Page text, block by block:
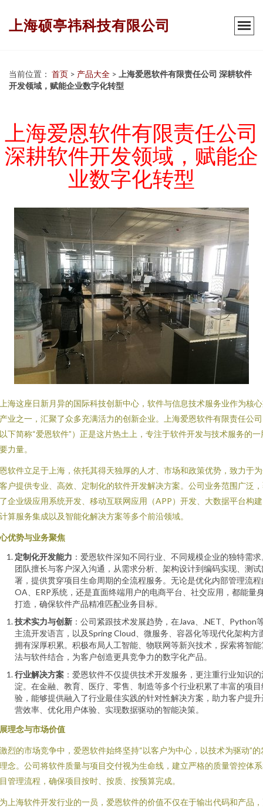
上海硕亭祎科技有限公司
当前位置： 首页 > 产品大全 >
上海爱恩软件有限责任公司 深耕软件
开发领域，赋能企业数字化转型
上海爱恩软件有限责任公司
深耕软件开发领域，赋能企
业数字化转型
海这座日新月异的国际科技创新中心，软件与信息技术服务业作为核
业之一，汇聚了众多充满活力的创新企业。上海爱恩软件有限责任公司
下简称“爱恩软件”）正是这片热土上，专注于软件开发与技术服务的一
力量。
软件立足于上海，依托其得天独厚的人才、市场和政策优势，致力于
户提供专业、高效、定制化的软件开发解决方案。公司业务范围广泛
企业级应用系统开发、移动互联网应用（APP）开发、大数据平台构
算服务集成以及智能化解决方案等多个前沿领域。
优势与业务聚焦
定制化开发能力 ：爱恩软件深知不同行业、不同规模企业的独特需求
团队擅长与客户深入沟通，从需求分析、架构设计到编码实现、测试
署，提供贯穿项目生命周期的全流程服务。无论是优化内部管理流程
OA、ERP系统，还是直面终端用户的电商平台、社交应用，都能量
打造，确保软件产品精准匹配业务目标。
技术实力与创新 ：公司紧跟技术发展趋势，在Java、.NET、Python
主流开发语言，以及Spring Cloud、微服务、容器化等现代化架构方
拥有深厚积累。积极布局人工智能、物联网等新兴技术，探索将智能
法与软件结合，为客户创造更具竞争力的数字化产品。
行业解决方案 ：爱恩软件不仅提供技术开发服务，更注重行业知识的
淀。在金融、教育、医疗、零售、制造等多个行业积累了丰富的项目
验，能够提供融入了行业最佳实践的针对性解决方案，助力客户提升
营效率、优化用户体验、实现数据驱动的智能决策。
理念与市场价值
烈的市场竞争中，爱恩软件始终坚持“以客户为中心，以技术为驱动”的
念。公司将软件质量与项目交付视为生命线，建立严格的质量管控体
管理流程，确保项目按时、按质、按预算完成。
上海软件开发行业的一员，爱恩软件的价值不仅在于输出代码和产品